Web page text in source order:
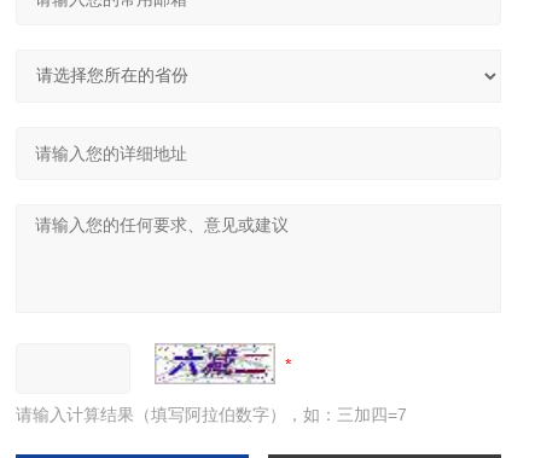
请输入计算结果（填写阿拉伯数字），如：三加四=7